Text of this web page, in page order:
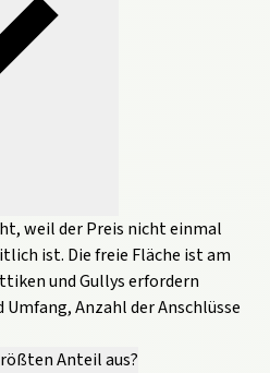
weil der Preis nicht einmal
ist. Die freie Fläche ist am
und Gullys erfordern
Anzahl der Anschlüsse
Anteil aus?